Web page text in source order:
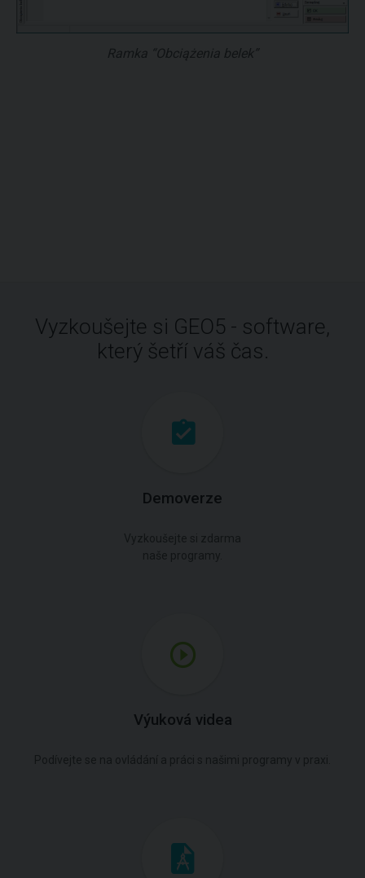
Ramka “Obciążenia belek”
Vyzkoušejte si GEO5 - software,
který šetří váš čas.
Demoverze
Výuková videa